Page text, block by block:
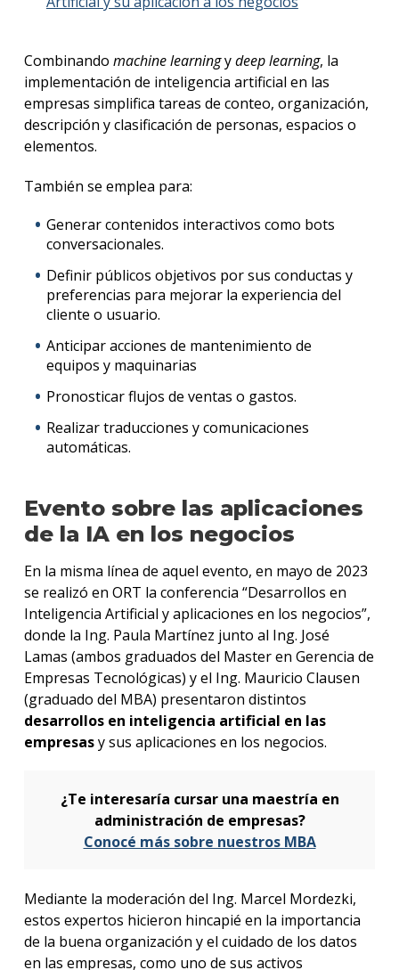
Combinando machine learningydeep learning, la
implementación de inteligencia artificial en las
empresas simplifica tareas de conteo, organización,
descripción y clasificación de personas, espacios o
elementos.
También se emplea para:
Generar contenidos interactivos como bots
conversacionales.
Definir públicos objetivos por sus conductas y
preferencias para mejorar la experiencia del
cliente o usuario.
Anticipar acciones de mantenimiento de
equipos y maquinarias
Pronosticar flujos de ventas o gastos.
Realizar traducciones y comunicaciones
automáticas.
Evento sobre las aplicaciones
de la IA en los negocios
En la misma línea de aquel evento, en mayo de 2023
se realizó en ORT la conferencia “Desarrollos en
Inteligencia Artificial y aplicaciones en los negocios”,
donde la Ing. Paula Martínez junto al Ing. José
Lamas (ambos graduados del Master en Gerencia de
Empresas Tecnológicas) y el Ing. Mauricio Clausen
(graduado del MBA) presentaron distintos
desarrollos en inteligencia artificial en las
empresasy sus aplicaciones en los negocios.
¿Te interesaría cursar una maestría en
administración de empresas?
Conocé más sobre nuestros MBA
Mediante la moderación del Ing. Marcel Mordezki,
estos expertos hicieron hincapié en la importancia
de la buena organización y el cuidado de los datos
en las empresas, como uno de sus activos